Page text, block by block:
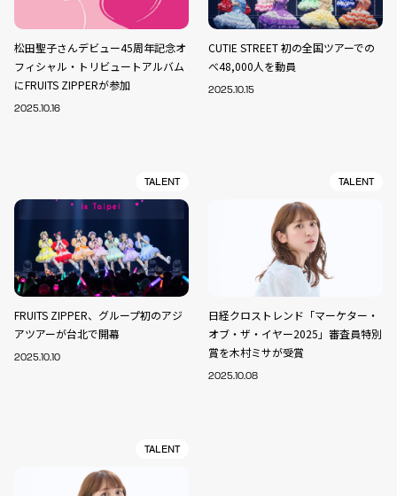
松田聖子さんデビュー45周年記念オ
フィシャル・トリビュートアルバム
にFRUITS ZIPPERが参加
2025.10.16
CUTIE STREET 初の全国ツアーでの
べ48,000人を動員
2025.10.15
TALENT
FRUITS ZIPPER、グループ初のアジ
アツアーが台北で開幕
2025.10.10
TALENT
日経クロストレンド「マーケター・
オブ・ザ・イヤー2025」審査員特別
賞を木村ミサが受賞
2025.10.08
TALENT